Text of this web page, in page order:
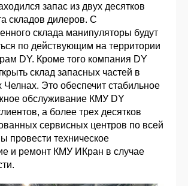
запас из двух десятков
складов дилеров. С
склада манипуляторы будут
по действующим на территории
DY. Кроме того компания DY
склад запасных частей в
Это обеспечит стабильное
обслуживание КМУ DY
а более трех десятков
сервисных центров по всей
провести техническое
и ремонт КМУ ИКран в случае